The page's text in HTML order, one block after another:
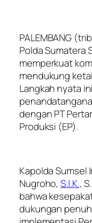
PALEMBANG
Polda Sumatera
memperkuat
mendukung
Langkah nyata
dengan PT
Produksi (EP).
Kapolda Sumsel
Nugroho,S.I.K.,
bahwa
dukungan